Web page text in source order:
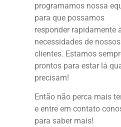
programamos nossa
para que possamos
responder rapidamente
necessidades de nossos
clientes. Estamos
prontos para estar lá
precisam!
Então não perca mais
e entre em contato
para saber mais!